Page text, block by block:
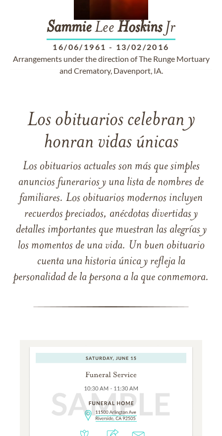
SammieLee HoskinsJr
16/06/1961 - 13/02/2016
Arrangements under the direction of The Runge Mortuary
and Crematory, Davenport, IA.
Los obituarios celebran y
honran vidas únicas
Los obituarios actuales son más que simples
anuncios funerarios y una lista de nombres de
familiares. Los obituarios modernos incluyen
recuerdos preciados, anécdotas divertidas y
detalles importantes que muestran las alegrías y
los momentos de una vida. Un buen obituario
cuenta una historia única y refleja la
personalidad de la persona a la que conmemora.